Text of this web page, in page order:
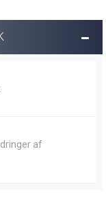
af